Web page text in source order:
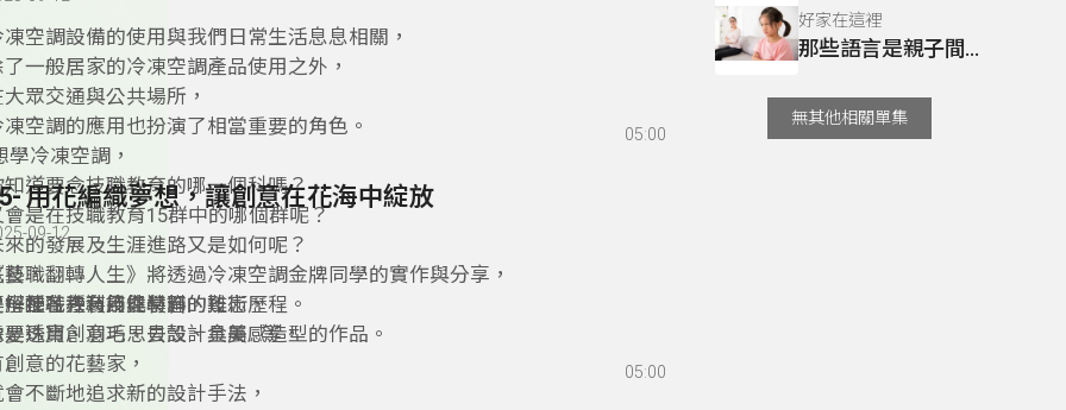
凍空調設備的使用與我們日常生活息息相關，
了一般居家的冷凍空調產品使用之外，
眾交通與公共場所，
凍空調的應用也扮演了相當重要的角色。
學冷凍空調，
知道要念技職教育的哪一個科嗎？
會是在技職教育15群中的哪個群呢？
來的發展及生涯進路又是如何呢？
技職翻轉人生》將透過冷凍空調金牌同學的實作與分享，
解技職教育技能學習的難忘歷程。
05:00
用花編織夢想，讓創意在花海中綻放
09-12
藝，
一種花卉利用與裝飾的技術，
搭配各種裝飾性材料，
是珠寶、羽毛、貝殼、金屬...等，
要透用創意巧思去設計具美感造型的作品。
意的花藝家，
會不斷地追求新的設計手法，
05:00
好家在這裡
那些語言是親子間地雷？
無其他相關單集